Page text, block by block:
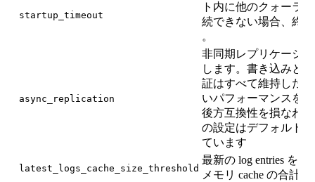
startup_timeout
ト内に他のクォーラ
続できない場合、終
。
async_replication
非同期レプリケーシ
します。書き込みと
証はすべて維持した
いパフォーマンスを
後方互換性を損なわ
の設定はデフォルト
ています
latest_logs_cache_size_threshold
最新の log entries を保
メモリ cache の合計